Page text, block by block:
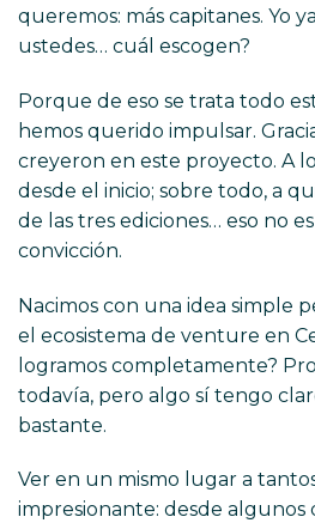
queremos: más capitanes. Yo
ustedes… cuál escogen?
Porque de eso se trata todo
hemos querido impulsar.
creyeron en este proyecto. A
desde el inicio; sobre todo, a
de las tres ediciones… eso no
convicción.
Nacimos con una idea simple
el ecosistema de venture en
logramos completamente?
todavía, pero algo sí tengo
bastante.
Ver en un mismo lugar a
impresionante: desde algunos